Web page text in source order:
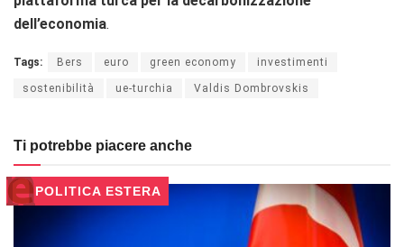
dell’economia.
Tags: Bers euro green economy investimenti
sostenibilità ue-turchia Valdis Dombrovskis
Ti potrebbe piacere anche
POLITICA ESTERA